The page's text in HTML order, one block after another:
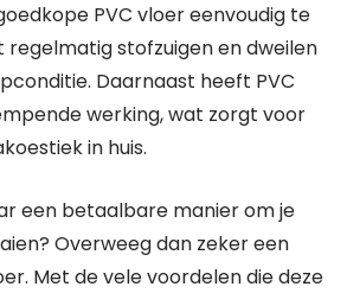
PVC vloer eenvoudig te
regelmatig stofzuigen en dweilen
Daarnaast heeft PVC
werking, wat zorgt voor
in huis.
een betaalbare manier om je
Overweeg dan zeker een
Met de vele voordelen die deze